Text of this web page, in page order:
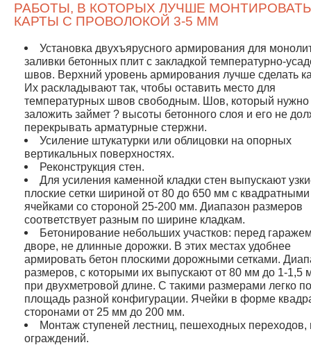
РАБОТЫ, В КОТОРЫХ ЛУЧШЕ МОНТИРОВАТЬ
КАРТЫ С ПРОВОЛОКОЙ 3-5 ММ
Установка двухъярусного армирования для
заливки бетонных плит с закладкой температурно-
швов. Верхний уровень армирования лучше сделать
Их раскладывают так, чтобы оставить место для
температурных швов свободным. Шов, который нужно
заложить займет ? высоты бетонного слоя и его не
перекрывать арматурные стержни.
Усиление штукатурки или облицовки на опорных
вертикальных поверхностях.
Реконструкция стен.
Для усиления каменной кладки стен выпускают
плоские сетки шириной от 80 до 650 мм с квадратными
ячейками со стороной 25-200 мм. Диапазон размеров
соответствует разным по ширине кладкам.
Бетонирование небольших участков: перед
дворе, не длинные дорожки. В этих местах удобнее
армировать бетон плоскими дорожными сетками.
размеров, с которыми их выпускают от 80 мм до 1-1,5
при двухметровой длине. C такими размерами легко
площадь разной конфигурации. Ячейки в форме
сторонами от 25 мм до 200 мм.
Монтаж ступеней лестниц, пешеходных переходов,
ограждений.